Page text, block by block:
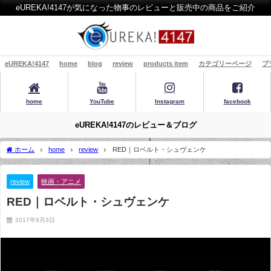
eUREKA!4147が気になった物事のレビューと販売中の商品をご紹介
eUREKA!4147 home blog review products item カテゴリーページ プ
home YouTube Instagram facebook
eUREKA!4147のレビュー＆ブログ
ホーム home review RED｜ロベルト・シュヴェンケ
review 映画・アニメ
RED｜ロベルト・シュヴェンケ
2017年9月3日